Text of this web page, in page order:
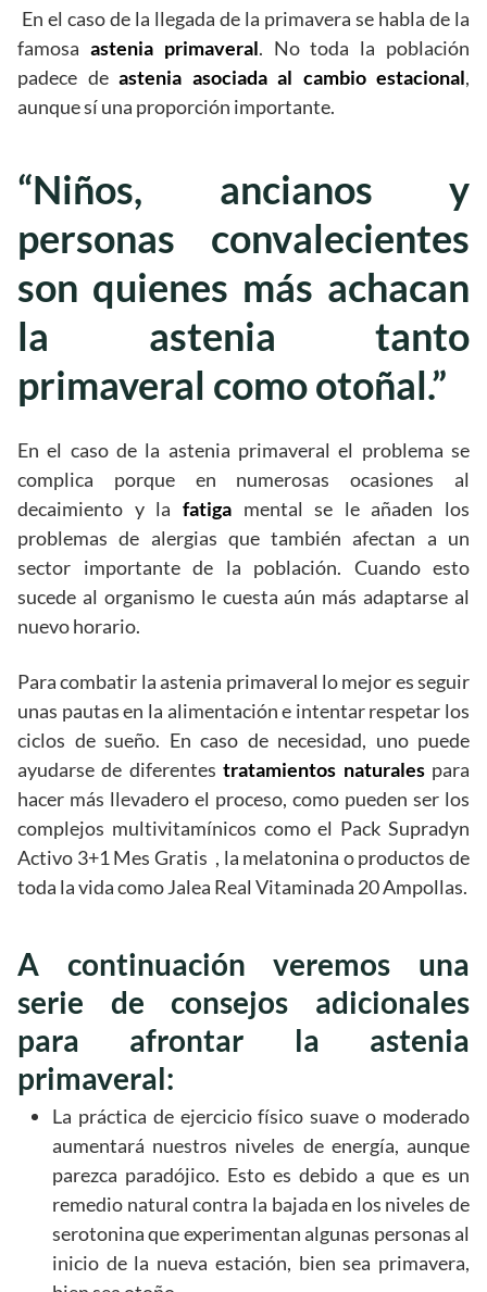
En el caso de la llegada de la primavera se habla de la
famosa astenia primaveral. No toda la población
padece de astenia asociada al cambio estacional,
aunque sí una proporción importante.
“Niños, ancianos y
personas convalecientes
son quienes más achacan
la astenia tanto
primaveral como otoñal.”
En el caso de la astenia primaveral el problema se
complica porque en numerosas ocasiones al
decaimiento y la fatigamental se le añaden los
problemas de alergias que también afectan a un
sector importante de la población. Cuando esto
sucede al organismo le cuesta aún más adaptarse al
nuevo horario.
Para combatir la astenia primaveral lo mejor es seguir
unas pautas en la alimentación e intentar respetar los
ciclos de sueño. En caso de necesidad, uno puede
ayudarse de diferentestratamientos naturalespara
hacer más llevadero el proceso, como pueden ser los
complejos multivitamínicos como el Pack Supradyn
Activo 3+1 Mes Gratis , la melatonina o productos de
toda la vida como Jalea Real Vitaminada 20 Ampollas.
A continuación veremos una
serie de consejos adicionales
para afrontar la astenia
primaveral:
La práctica de ejercicio físico suave o moderado
aumentará nuestros niveles de energía, aunque
parezca paradójico. Esto es debido a que es un
remedio natural contra la bajada en los niveles de
serotonina que experimentan algunas personas al
inicio de la nueva estación, bien sea primavera,